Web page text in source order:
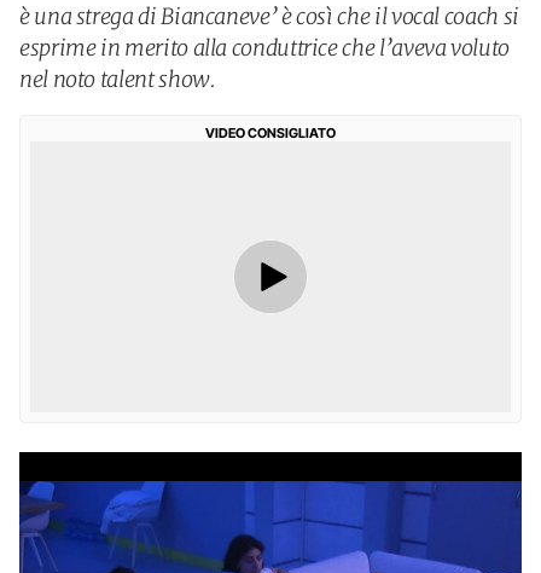
è una strega di Biancaneve’ è così che il vocal coach si
esprime in merito alla conduttrice che l’aveva voluto
nel noto talent show.
VIDEO CONSIGLIATO